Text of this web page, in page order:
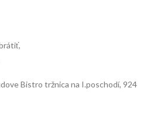
Bistro tržnica na I.poschodí, 924